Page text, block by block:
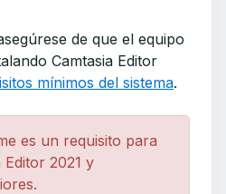
de que el equipo
Camtasia Editor
mínimos del sistema.
es un requisito para
Editor 2021 y